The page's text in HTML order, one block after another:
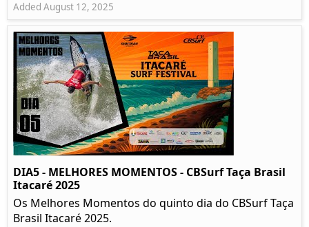
Added August 12, 2025
DIA5 - MELHORES MOMENTOS - CBSurf Taça Brasil
Itacaré 2025
Os Melhores Momentos do quinto dia do CBSurf Taça
Brasil Itacaré 2025.